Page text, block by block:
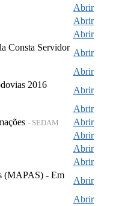
Abrir
Abrir
Abrir
Consta Servidor
Abrir
Abrir
2016
Abrir
Abrir
- SEDAM
Abrir
Abrir
Abrir
Abrir
(MAPAS) - Em
Abrir
Abrir